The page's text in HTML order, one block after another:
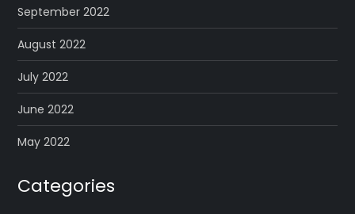
September 2022
August 2022
July 2022
June 2022
May 2022
Categories